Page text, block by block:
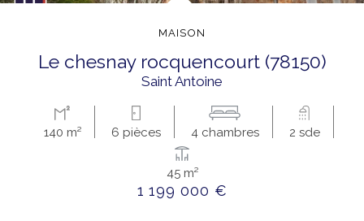
MAISON
le chesnay rocquencourt (78150)
Saint Antoine
140 m² 6 pièces 4 chambres 2 sde
45 m²
1 199 000 €